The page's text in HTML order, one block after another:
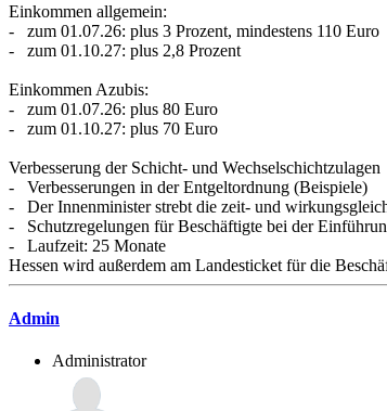
Einkommen allgemein:
- zum 01.07.26: plus 3 Prozent, mindestens 110 Euro
- zum 01.10.27: plus 2,8 Prozent
Einkommen Azubis:
- zum 01.07.26: plus 80 Euro
- zum 01.10.27: plus 70 Euro
Verbesserung der Schicht- und Wechselschichtzulagen
- Verbesserungen in der Entgeltordnung (Beispiele)
- Der Innenminister strebt die zeit- und
- Schutzregelungen für Beschäftigte bei der
- Laufzeit: 25 Monate
Hessen wird außerdem am Landesticket für die
Admin
Administrator